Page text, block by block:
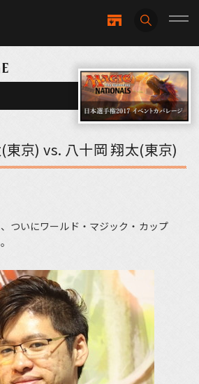
京) vs. 八十岡 翔太(東京)
ついにワールド・マジック・カップ